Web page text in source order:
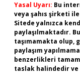
Yasal Uyarı: Bu
veya şahıs şirketi
Sitede yalnızca
paylaşılmaktadır.
taşımamakta olup,
paylaşım
benzerlikleri
taslak halindedir